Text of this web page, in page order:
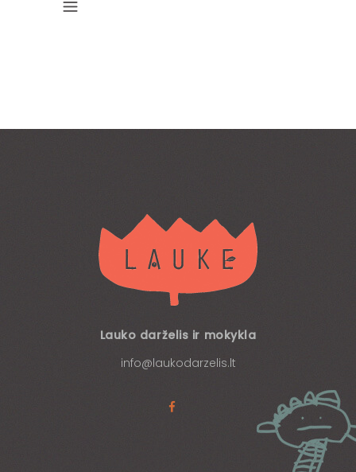
Lauko darželis ir mokykla
info@laukodarzelis.lt